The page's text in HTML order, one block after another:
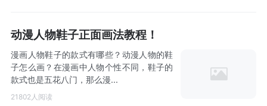
动漫人物鞋子正面画法教程！
漫画人物鞋子的款式有哪些？动漫人物的鞋
子怎么画？在漫画中人物个性不同，鞋子的
款式也是五花八门，那么漫...
21802人阅读